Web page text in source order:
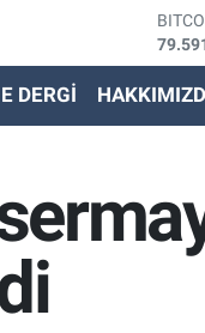
E DERGİ